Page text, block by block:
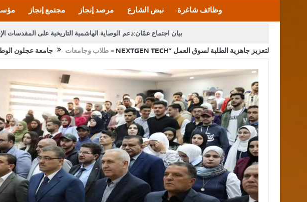
مجتمع إنجاز مرصد إنجاز نبض الشارع وظائف شاغرة
بيان اجتماع عمّان:دعم الوصاية الهاشمية التاريخية على المقدسات
النواب يقر مشروع
دعوة المكلفين بخدمة العلم (الدفعة الثالثة) إلى مراجعة منصة خدمة العلم
القاضي محمود أحمد فريحات.. مبارك ومزيدا من التوفيق
طلاب وجامعات جامعة عجلون الوطنية تنظم ملتقى “الجيل التقني القادم – NEXTGEN TECH” لتعزيز جاهزية الطلبة لسوق العمل